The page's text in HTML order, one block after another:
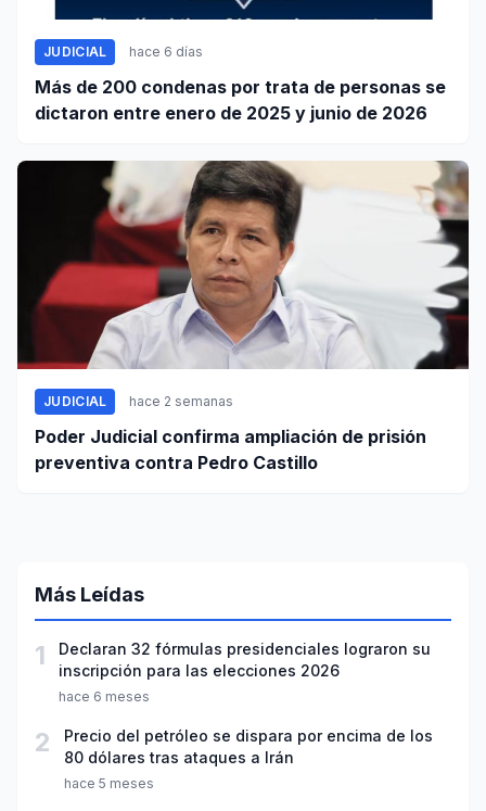
JUDICIAL hace 6 días
Más de 200 condenas por trata de personas se
dictaron entre enero de 2025 y junio de 2026
JUDICIAL hace 2 semanas
Poder Judicial confirma ampliación de prisión
preventiva contra Pedro Castillo
Más Leídas
1
Declaran 32 fórmulas presidenciales lograron su
inscripción para las elecciones 2026
hace 6 meses
2
Precio del petróleo se dispara por encima de los
80 dólares tras ataques a Irán
hace 5 meses